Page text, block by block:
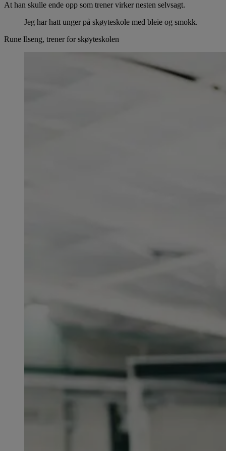
At han skulle ende opp som trener virker nesten selvsagt.
Jeg har hatt unger på skøyteskole med bleie og smokk.
Rune Ilseng, trener for skøyteskolen